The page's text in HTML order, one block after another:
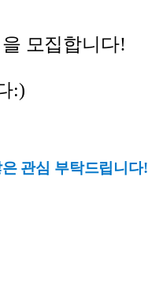
모집합니다!
:)
은 관심 부탁드립니다!